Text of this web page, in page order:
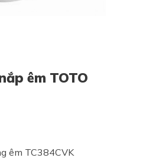
êm TOTO
êm TC384CVK